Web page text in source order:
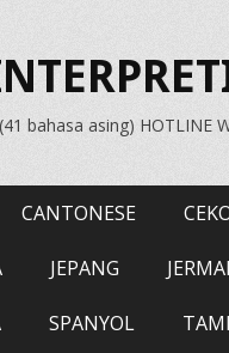
bahasa asing) HOTLINE
CANTONESE
JEPANG
SPANYOL